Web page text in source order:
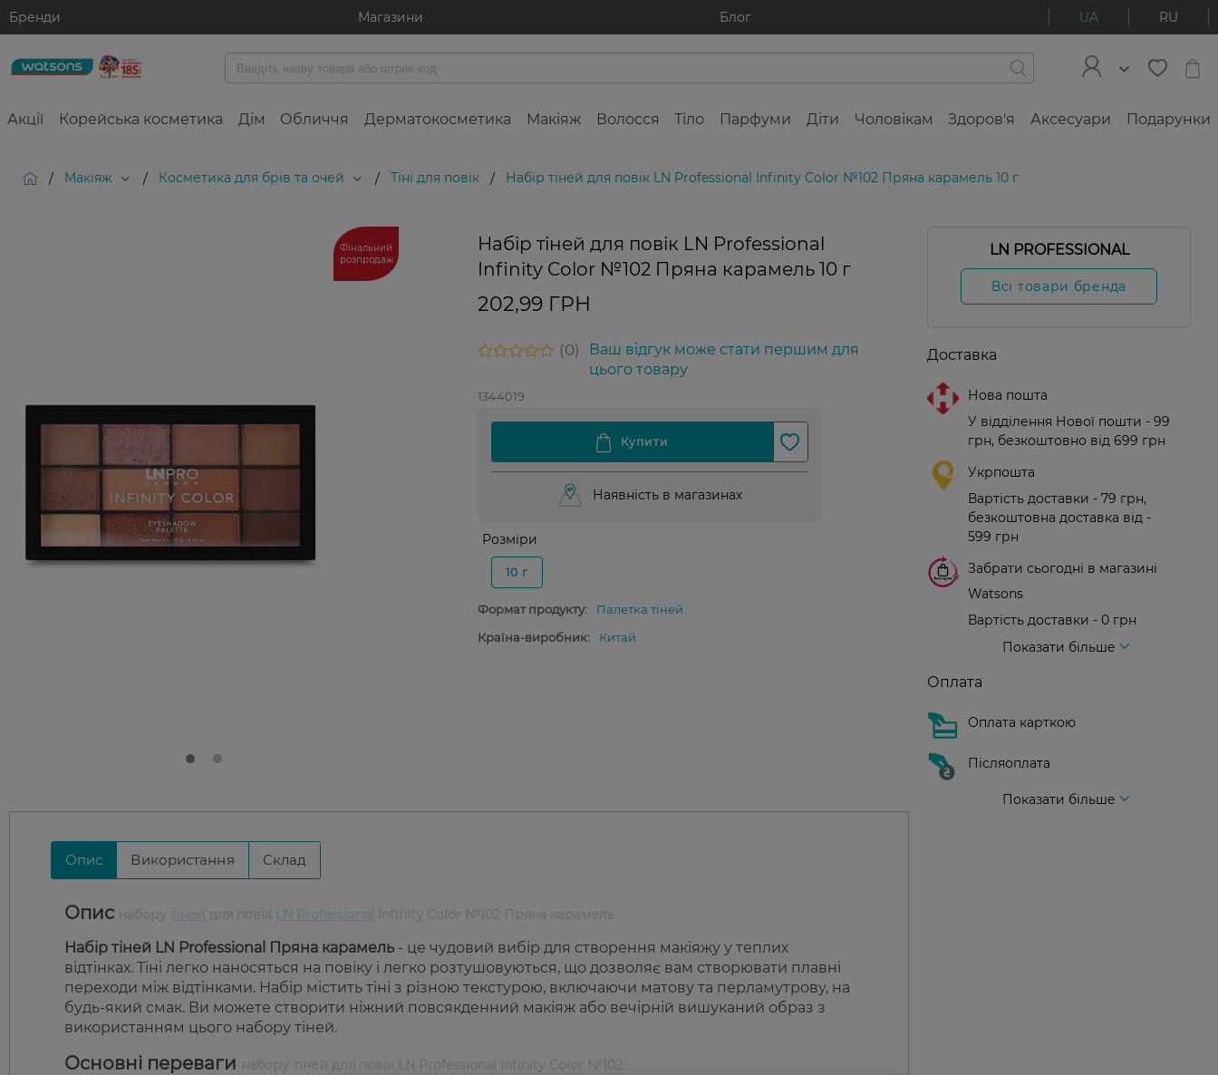
Бренди Магазини Блог UA RU
Акції Корейська косметика Дім Обличчя Дерматокосметика Макіяж Волосся Тіло Парфуми Діти Чоловікам Здоров'я Аксесуари Подарунки
/ Макіяж / Косметика для брів та очей / Тіні для повік / Набір тіней для повік LN Professional Infinity Color №102 Пряна карамель 10 г
Фінальний
розпродаж
Набір тіней для повік LN Professional
Infinity Color №102 Пряна карамель 10 г
202,99 ГРН
0
Ваш відгук може стати першим для
цього товару
1344019
Наявність в магазинах
Розміри
10 г
Формат продукту:
Палетка тіней
Країна-виробник:
Китай
Опис Використання Склад
Опис тіней LN Professional
Набір тіней LN Professional Пряна карамель - це чудовий вибір для створення макіяжу у теплих
відтінках. Тіні легко наносяться на повіку і легко розтушовуються, що дозволяє вам створювати плавні
переходи між відтінками. Набір містить тіні з різною текстурою, включаючи матову та перламутрову, на
будь-який смак. Ви можете створити ніжний повсякденний макіяж або вечірній вишуканий образ з
використанням цього набору тіней.
Основні переваги
LN PROFESSIONAL
Всі товари бренда
Доставка
Нова пошта
У відділення Нової пошти - 99
грн, безкоштовно від 699 грн
Укрпошта
Вартість доставки - 79 грн,
безкоштовна доставка від -
599 грн
Забрати сьогодні в магазині
Watsons
Вартість доставки - 0 грн
Показати більше
Оплата
Оплата карткою
Післяоплата
Показати більше